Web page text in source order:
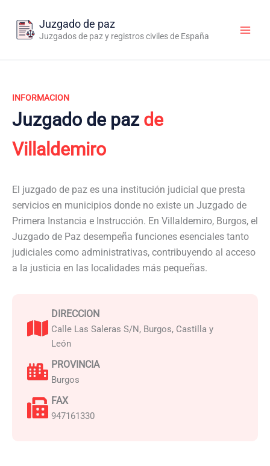
contenido
Juzgado de paz
Juzgados de paz y registros civiles de España
INFORMACION
Juzgado de paz de
Villaldemiro
El juzgado de paz es una institución judicial que presta
servicios en municipios donde no existe un Juzgado de
Primera Instancia e Instrucción. En Villaldemiro, Burgos, el
Juzgado de Paz desempeña funciones esenciales tanto
judiciales como administrativas, contribuyendo al acceso
a la justicia en las localidades más pequeñas.
DIRECCION
Calle Las Saleras S/N, Burgos, Castilla y
León
PROVINCIA
Burgos
FAX
947161330